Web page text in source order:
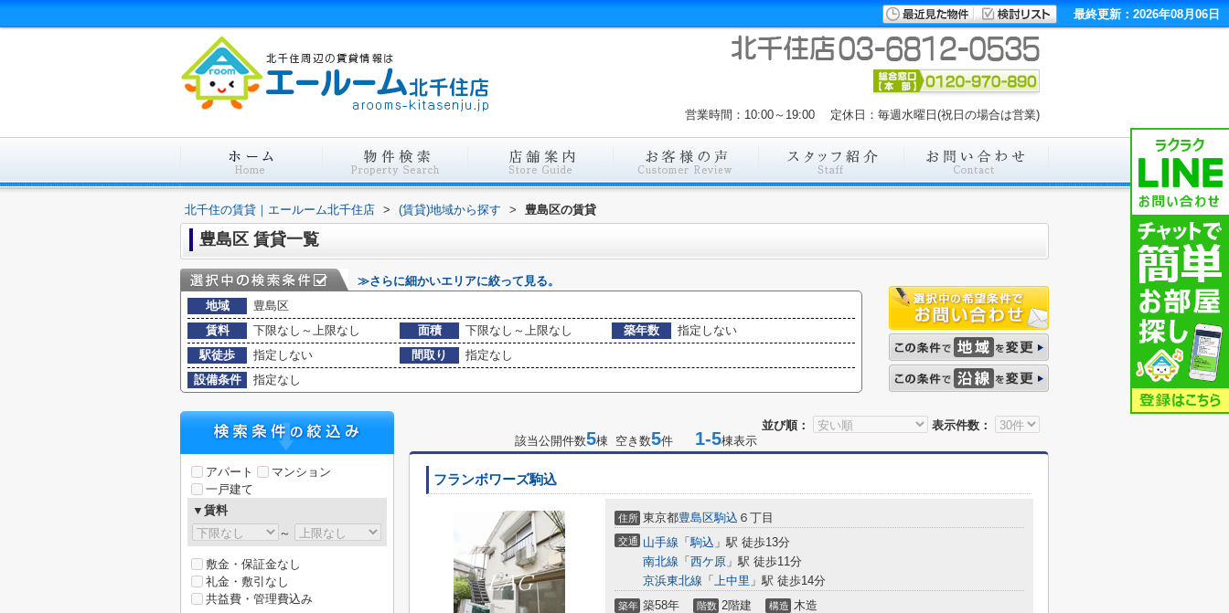
最終更新：2026年08月06日
営業時間：10:00～19:00 定休日：毎週水曜日(祝日の場合は営業)
北千住の賃貸｜エールーム北千住店 > (賃貸)地域から探す > 豊島区の賃貸
豊島区 賃貸一覧
≫さらに細かいエリアに絞って見る。
地域
豊島区
賃料
下限なし～上限なし 面積 下限なし～上限なし 築年数
指定しない
駅徒歩
指定しない 間取り
指定なし
設備条件
指定なし
並び順：
表示件数：
該当公開件数5棟 空き数5件 1-5棟表示
フランボワーズ駒込
住所 東京都豊島区駒込 ６丁目
交通 山手線 「駒込 」駅 徒歩13分
南北線 「 西ケ原 」駅 徒歩11分
京浜東北線 「 上中里 」駅 徒歩14分
築年 築58年 階数 2階建 構造 木造
アパート
マンション
一戸建て
▼賃料
～
敷金・保証金なし
礼金・敷引なし
共益費・管理費込み